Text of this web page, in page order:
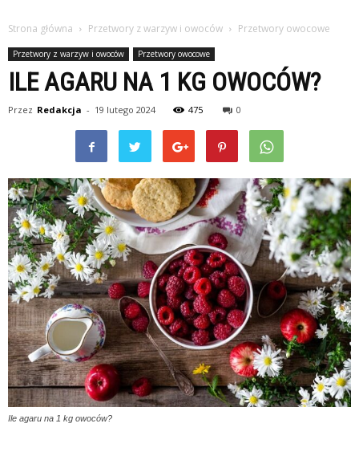
Strona główna Przetwory z warzyw i owoców Przetwory owocowe
Przetwory z warzyw i owoców Przetwory owocowe
ILE AGARU NA 1 KG OWOCÓW?
Przez Redakcja - 19 lutego 2024 475 0
Ile agaru na 1 kg owoców?